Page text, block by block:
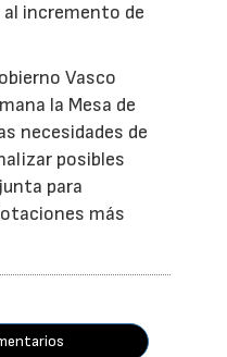
incremento de
Vasco
la Mesa de
necesidades de
posibles
para
más